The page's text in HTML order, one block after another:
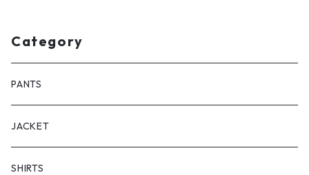
Category
PANTS
JACKET
SHIRTS